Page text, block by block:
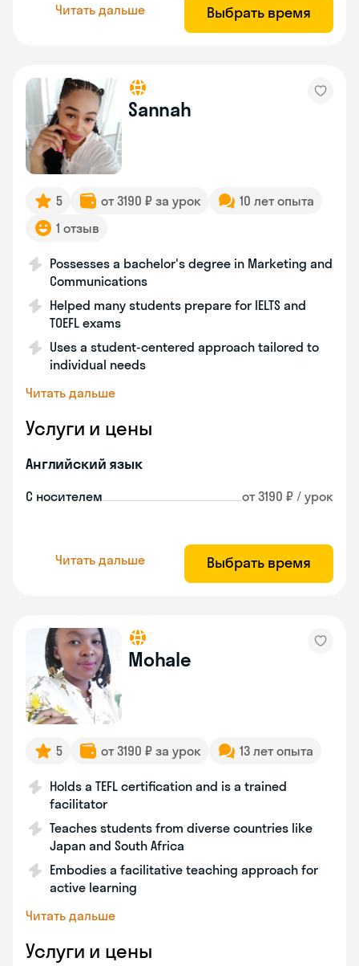
Читать дальше Выбрать время
Sannah
5 от 3190 ₽ за урок
10 лет опыта
1 отзыв
Possesses a bachelor's degree in Marketing and
Communications
Helped many students prepare for IELTS and
TOEFL exams
Uses a student-centered approach tailored to
individual needs
Читать дальше
Услуги и цены
Английский язык
С носителем от 3190 ₽ / урок
Читать дальше Выбрать время
Mohale
5 от 3190 ₽ за урок 13 лет опыта
Holds a TEFL certification and is a trained
facilitator
Teaches students from diverse countries like
Japan and South Africa
Embodies a facilitative teaching approach for
active learning
Читать дальше
Услуги и цены